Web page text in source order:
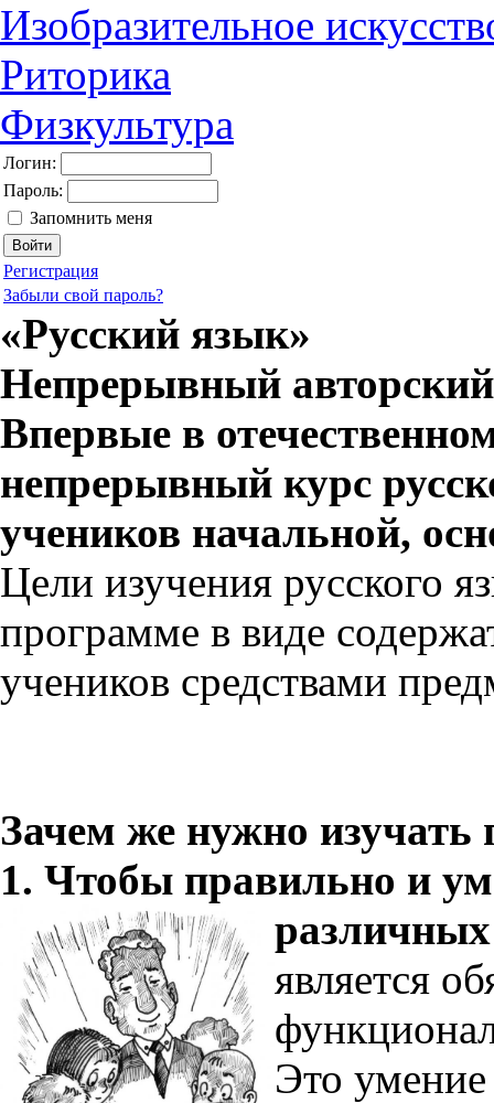
Изобразительное
Риторика
Физкультура
Логин:
Пароль:
Запомнить меня
Регистрация
Забыли свой пароль?
«Русский язык»
Непрерывный
Впервые в
непрерывный курс
учеников начальной,
Цели изучения русского
программе в виде
учеников средствами
Зачем же нужно изучать
1. Чтобы правильно и
является
Это